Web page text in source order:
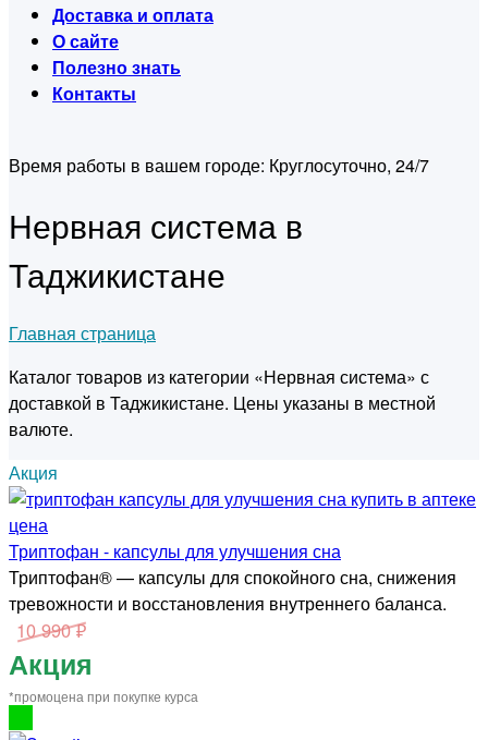
Доставка и оплата
О сайте
Полезно знать
Контакты
Время работы в вашем городе: Круглосуточно, 24/7
Нервная система в
Таджикистане
Главная страница
Каталог товаров из категории «Нервная система» с
доставкой в Таджикистане. Цены указаны в местной
валюте.
Акция
Триптофан - капсулы для улучшения сна
Триптофан® — капсулы для спокойного сна, снижения
тревожности и восстановления внутреннего баланса.
10 990 ₽
Акция
*промоцена при покупке курса